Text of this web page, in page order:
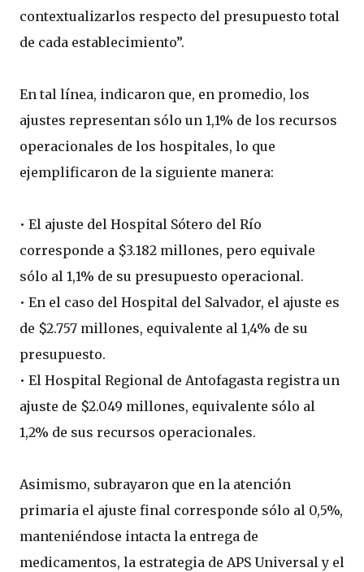
contextualizarlos respecto del presupuesto total
de cada establecimiento”.
En tal línea, indicaron que, en promedio, los
ajustes representan sólo un 1,1% de los recursos
operacionales de los hospitales, lo que
ejemplificaron de la siguiente manera:
• El ajuste del Hospital Sótero del Río
corresponde a $3.182 millones, pero equivale
sólo al 1,1% de su presupuesto operacional.
• En el caso del Hospital del Salvador, el ajuste es
de $2.757 millones, equivalente al 1,4% de su
presupuesto.
• El Hospital Regional de Antofagasta registra un
ajuste de $2.049 millones, equivalente sólo al
1,2% de sus recursos operacionales.
Asimismo, subrayaron que en la atención
primaria el ajuste final corresponde sólo al 0,5%,
manteniéndose intacta la entrega de
medicamentos, la estrategia de APS Universal y el